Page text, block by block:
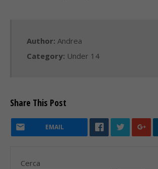
Author: Andrea
Category: Under 14
Share This Post
EMAIL
Cerca